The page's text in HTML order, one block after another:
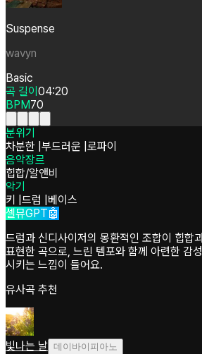
Suspense
wavyn
Basic
곡 길이 04:20
BPM70
분위기
차분한 부드러운 로파이
음악장르
힙합/알앤비
악기
키 드럼
베이스
셀뮤GPT🤖
드럼과 신디사이저의 몽환적인 조합이 힙합
표현한 곡으로, 느린 템포와 함께 아련한 감
시키는 느낌이 들어요.
유사곡 추천
빛나는 날 데이바이피아노